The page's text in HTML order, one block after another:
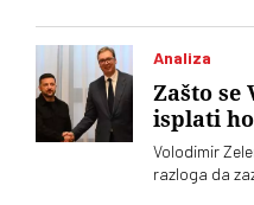
Analiza
Zašto se
isplati
Volodimir
razloga da